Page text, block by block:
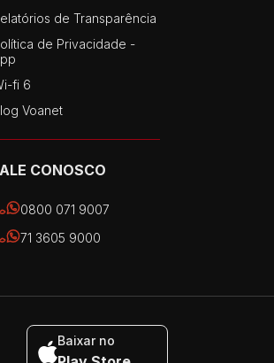
de Transparência
de Privacidade -
fi 6
Voanet
CONOSCO
0800 071 9007
71 3605 9000
Baixar no